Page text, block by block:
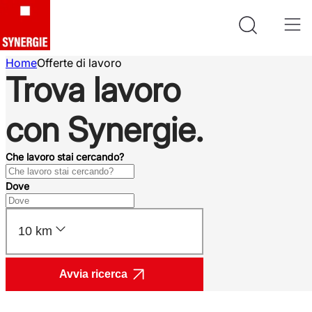
HomeOfferte di lavoro
Trova lavoro
con Synergie.
Che lavoro stai cercando?
Dove
10 km
Avvia ricerca